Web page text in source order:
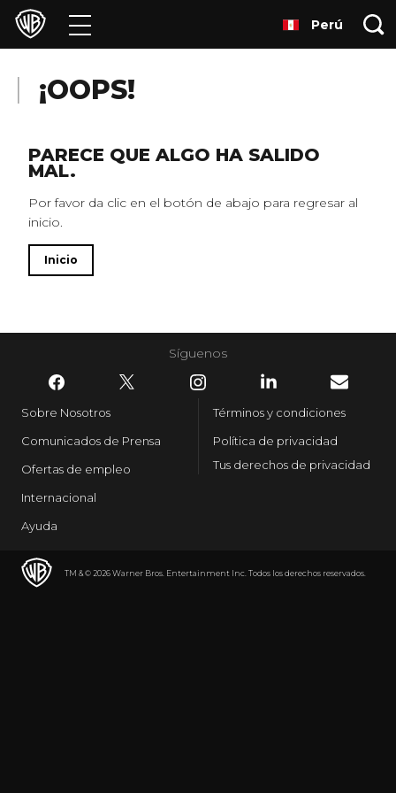
Películas
Franquicias
Colecciones
Noticias
HBO Max
Perú
¡OOPS!
PARECE QUE ALGO HA SALIDO
MAL.
Por favor da clic en el botón de abajo para regresar al
inicio.
Inicio
TM & © 2026 Warner Bros. Entertainment Inc. Todos los derechos reservados.
Síguenos
Sobre Nosotros
Comunicados de Prensa
Ofertas de empleo
Internacional
Ayuda
Términos y condiciones
Política de privacidad
Tus derechos de privacidad